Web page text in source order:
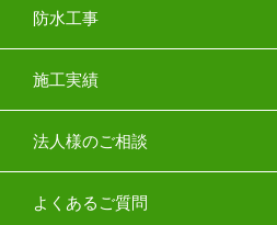
防水工事
施工実績
法人様のご相談
よくあるご質問